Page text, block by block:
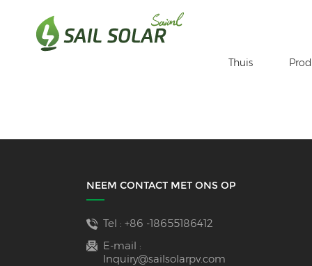
Thuis
NEEM CONTACT MET ONS OP
Tel : +86 -18655186412
E-mail :
Inquiry@sailsolarpv.com